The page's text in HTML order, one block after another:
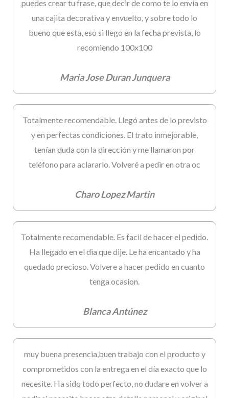
puedes crear tu frase, que decir de como te lo envia en
una cajita decorativa y envuelto, y sobre todo lo
bueno que esta, eso si llego en la fecha prevista, lo
recomiendo 100x100
Maria Jose Duran Junquera
Totalmente recomendable. Llegó antes de lo previsto
y en perfectas condiciones. El trato inmejorable,
tenían duda con la dirección y me llamaron por
teléfono para aclararlo. Volveré a pedir en otra oc
Charo Lopez Martin
Totalmente recomendable. Es facil de hacer el pedido.
Ha llegado en el dia que dije. Le ha encantado y ha
quedado precioso. Volvere a hacer pedido en cuanto
tenga ocasion.
Blanca Antúnez
muy buena presencia,buen trabajo con el producto y
comprometidos con la entrega en el día exacto que lo
necesite. Ha sido todo perfecto, no dudare en volver a